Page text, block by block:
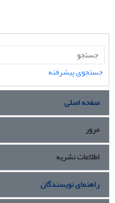
جستجوی پیشرفته
صفحه اصلی
مرور
اطلاعات نشریه
راهنمای نویسندگان